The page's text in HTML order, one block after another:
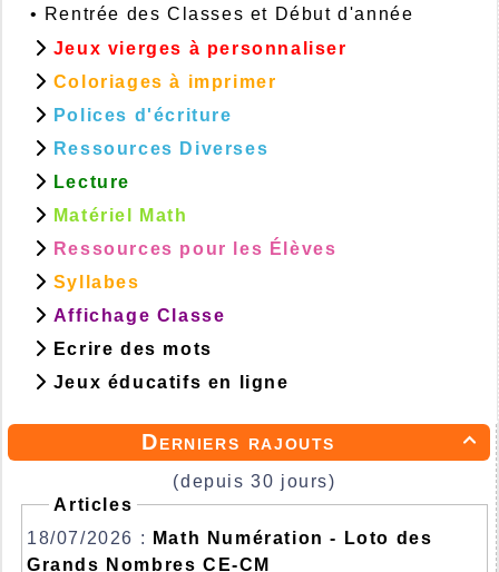

Derniers rajouts
(depuis 30 jours)
Articles
18/07/2026 :
Math Numération - Loto des
Grands Nombres CE-CM
• Rentrée des Classes et Début d'année
Jeux vierges à personnaliser
Coloriages à imprimer
Polices d'écriture
Ressources Diverses
Lecture
Matériel Math
Ressources pour les Élèves
Syllabes
Affichage Classe
Ecrire des mots
Jeux éducatifs en ligne